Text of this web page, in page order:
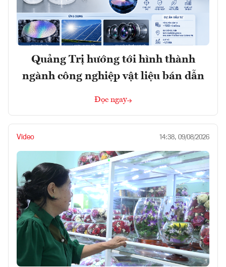
Quảng Trị hướng tới hình thành
ngành công nghiệp vật liệu bán dẫn
Đọc ngay
Video 14:38, 09/08/2026